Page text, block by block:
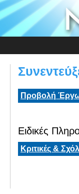
Προβολή
Ειδικές
Κριτικές &